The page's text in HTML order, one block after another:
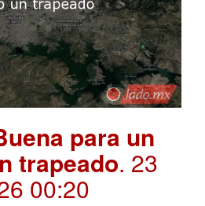
para un
trapeado. 23
00:20